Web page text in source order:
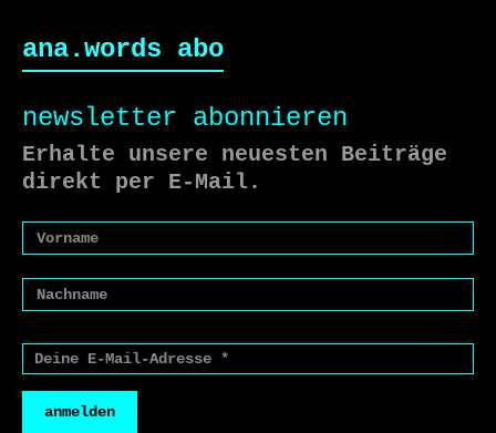
ana.words abo
newsletter abonnieren
Erhalte unsere neuesten Beiträge
direkt per E-Mail.
anmelden